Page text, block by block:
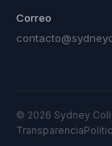
Correo
© 2026 Sydney
Transparencia